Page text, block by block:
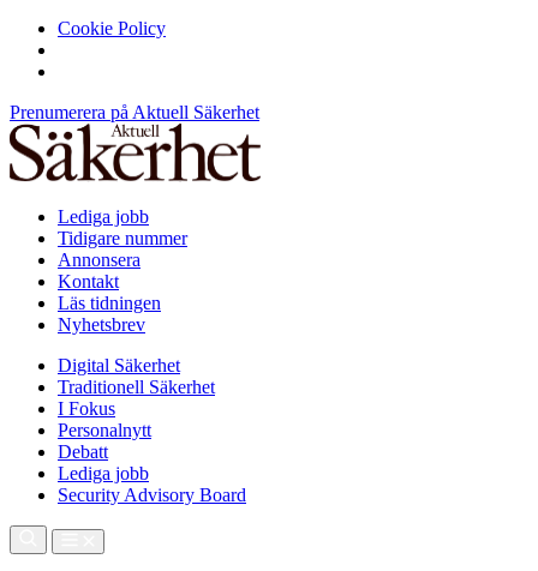
Cookie Policy
Prenumerera på Aktuell Säkerhet
Lediga jobb
Tidigare nummer
Annonsera
Kontakt
Läs tidningen
Nyhetsbrev
Digital Säkerhet
Traditionell Säkerhet
I Fokus
Personalnytt
Debatt
Lediga jobb
Security Advisory Board